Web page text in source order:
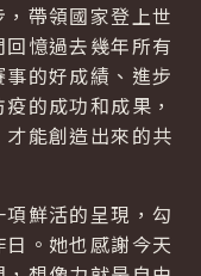
帶領國家登上世
憶過去幾年所有
的好成績、進步
的成功和成果，
能創造出來的共
鮮活的呈現，勾
。她也感謝今天